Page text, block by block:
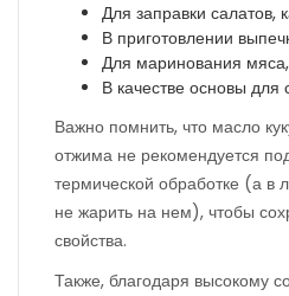
Для заправки салатов,
В приготовлении
Для маринования
В качестве основы для
Важно помнить, что масло
отжима не рекомендуется
термической обработке (а в
не жарить на нем), чтобы
свойства.
Также, благодаря высокому